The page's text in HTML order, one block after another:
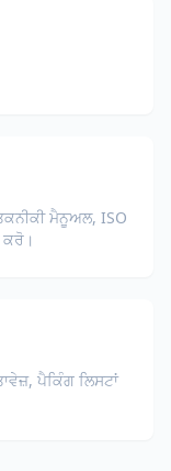
ਮੈਨੂਅਲ, ISO
ਪੈਕਿੰਗ ਲਿਸਟਾਂ